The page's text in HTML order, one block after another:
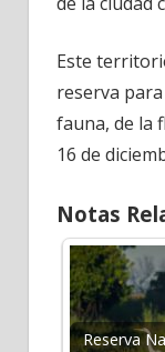
Este
reserva
fauna, de la
16 de
Notas
Reserva